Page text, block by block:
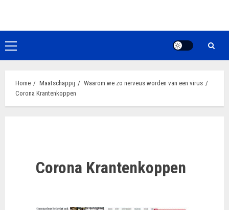
de
inhoudPrimair
menu
Home Maatschappij
Waarom we zo nerveus worden van een virus
Corona Krantenkoppen
Corona Krantenkoppen